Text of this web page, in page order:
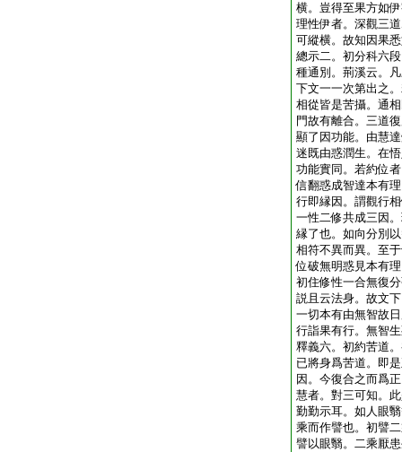
横。豈得至果方如
理性伊者。深觀三
可縱横。故知因果
總示二。初分科六
種通別。荊溪云。
下文一一次第出之
相從皆是苦攝。通
門故有離合。三道
顯了因功能。由慧
迷既由惑潤生。在
功能實同。若約位
信翻惑成智達本有
行即縁因。謂觀行
一性二修共成三因
縁了也。如向分別
相符不異而異。至
位破無明惑見本有
初住修性一合無復
説且云法身。故文
一切本有由無智故
行詣果有行。無智
釋義六。初約苦道
已將身爲苦道。即
因。今復合之而爲
慧者。對三可知。
勤勤示耳。如人眼
乘而作譬也。初譬
譬以眼翳。二乘厭